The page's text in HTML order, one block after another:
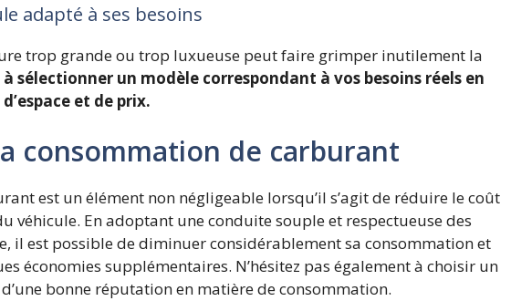
adapté à ses besoins
trop grande ou trop luxueuse peut faire grimper inutilement la
sélectionner un modèle correspondant à vos besoins réels en
et de prix.
consommation de carburant
est un élément non négligeable lorsqu’il s’agit de réduire le coût
véhicule. En adoptant une conduite souple et respectueuse des
il est possible de diminuer considérablement sa consommation et
économies supplémentaires. N’hésitez pas également à choisir un
bonne réputation en matière de consommation.